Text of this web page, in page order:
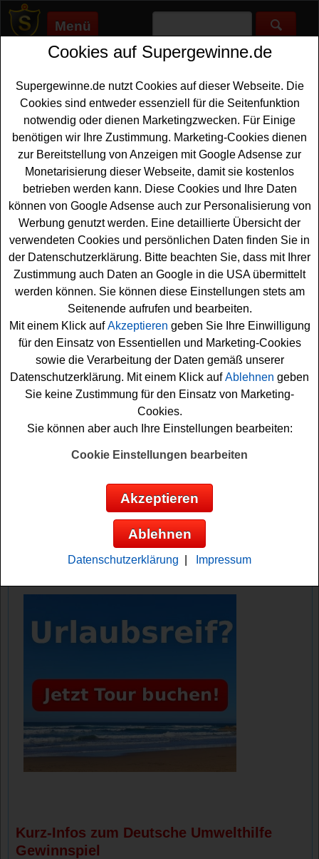
Menü
Supergewinne.de>Gewinnspiele>Sonstige Gewinnspiele
Anzeige:
Deutsche Umwelthilfe Gewinnspiel
- Jahresvorrat Getränke gewinnen
Mit diesem kostenlosen kostenlosen Deutsche
Umwelthilfe Gewinnspiel kann der Sommer kommen. Die
Deutsche Umwelthilfe startet eine tolle Mitmach-Aktion
zum Thema Mehrweg ist Klimaschutz und verlost
zehnmal einenJahresvorratan Getränken in Mehrweg-
Flaschen im Wert von je 1000 Euro. Mit etwas Glück
können Sie einen solchen Jahresvorrat gewinnen.
Falls Sie an dem Deutsche Umwelthilfe Gewinnspiel
kostenlos teilnehmen möchten, müssen Sie kurz das
kleine Formular ausfüllen. Denn nur so können Sie sich
die schöne Gewinnchance sichern. Vielleicht haben Sie
ja Glück? Auf jeden Fall drücken wir schon einmal fest
die Daumen!
Deutsche Umwelthilfe verlost 10x einen
Jahresvorrat Getränke in
Mehrwegflaschen im Wert von je 1000
Anzeige:
Kurz-Infos zum Deutsche Umwelthilfe
Gewinnspiel
Cookies auf Supergewinne.de
Supergewinne.de nutzt Cookies auf dieser Webseite. Die
Cookies sind entweder essenziell für die Seitenfunktion
notwendig oder dienen Marketingzwecken. Für Einige
benötigen wir Ihre Zustimmung. Marketing-Cookies dienen
zur Bereitstellung von Anzeigen mit Google Adsense zur
Monetarisierung dieser Webseite, damit sie kostenlos
betrieben werden kann. Diese Cookies und Ihre Daten
können von Google Adsense auch zur Personalisierung von
Werbung genutzt werden. Eine detaillierte Übersicht der
verwendeten Cookies und persönlichen Daten finden Sie in
der Datenschutzerklärung. Bitte beachten Sie, dass mit Ihrer
Zustimmung auch Daten an Google in die USA übermittelt
werden können. Sie können diese Einstellungen stets am
Seitenende aufrufen und bearbeiten.
Mit einem Klick aufAkzeptieren geben Sie Ihre Einwilligung
für den Einsatz von Essentiellen und Marketing-Cookies
sowie die Verarbeitung der Daten gemäß unserer
Datenschutzerklärung. Mit einem Klick aufAblehnen geben
Sie keine Zustimmung für den Einsatz von Marketing-
Cookies.
Sie können aber auch Ihre Einstellungen bearbeiten:
Cookie Einstellungen bearbeiten
Akzeptieren
Ablehnen
Datenschutzerklärung Impressum